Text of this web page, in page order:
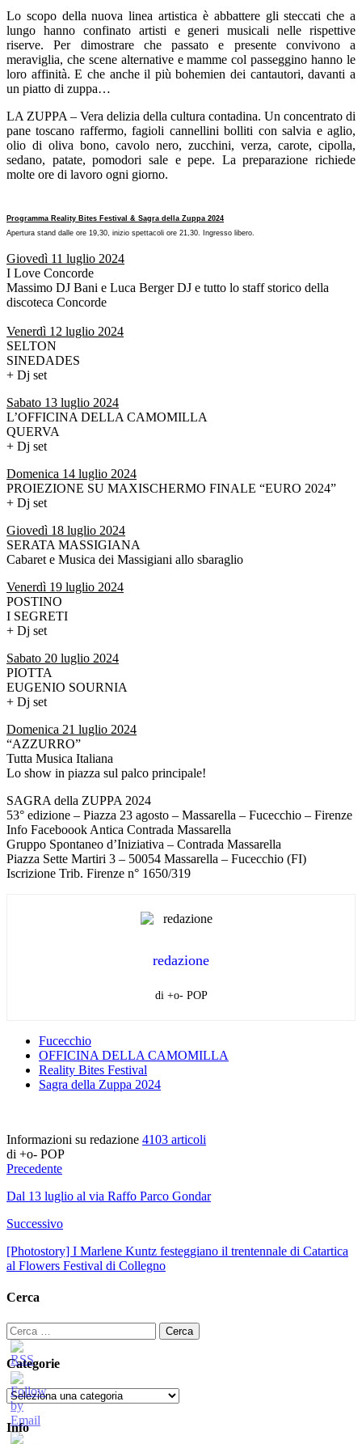
Lo scopo della nuova linea artistica è abbattere gli steccati che a
lungo hanno confinato artisti e generi musicali nelle rispettive
riserve. Per dimostrare che passato e presente convivono a
meraviglia, che scene alternative e mamme col passeggino hanno le
loro affinità. E che anche il più bohemien dei cantautori, davanti a
un piatto di zuppa…
LA ZUPPA – Vera delizia della cultura contadina. Un concentrato di
pane toscano raffermo, fagioli cannellini bolliti con salvia e aglio,
olio di oliva bono, cavolo nero, zucchini, verza, carote, cipolla,
sedano, patate, pomodori sale e pepe. La preparazione richiede
molte ore di lavoro ogni giorno.
Programma Reality Bites Festival & Sagra della Zuppa 2024
Apertura stand dalle ore 19,30, inizio spettacoli ore 21,30. Ingresso libero.
Giovedì 11 luglio 2024
I Love Concorde
Massimo DJ Bani e Luca Berger DJ e tutto lo staff storico della
discoteca Concorde
Venerdì 12 luglio 2024
SELTON
SINEDADES
+ Dj set
Sabato 13 luglio 2024
L’OFFICINA DELLA CAMOMILLA
QUERVA
+ Dj set
Domenica 14 luglio 2024
PROIEZIONE SU MAXISCHERMO FINALE “EURO 2024”
+ Dj set
Giovedì 18 luglio 2024
SERATA MASSIGIANA
Cabaret e Musica dei Massigiani allo sbaraglio
Venerdì 19 luglio 2024
POSTINO
I SEGRETI
+ Dj set
Sabato 20 luglio 2024
PIOTTA
EUGENIO SOURNIA
+ Dj set
Domenica 21 luglio 2024
“AZZURRO”
Tutta Musica Italiana
Lo show in piazza sul palco principale!
SAGRA della ZUPPA 2024
53° edizione – Piazza 23 agosto – Massarella – Fucecchio – Firenze
Info Faceboook Antica Contrada Massarella
Gruppo Spontaneo d’Iniziativa – Contrada Massarella
Piazza Sette Martiri 3 – 50054 Massarella – Fucecchio (FI)
Iscrizione Trib. Firenze n° 1650/319
redazione
di +o- POP
Fucecchio
OFFICINA DELLA CAMOMILLA
Reality Bites Festival
Sagra della Zuppa 2024
Informazioni su redazione 4103 articoli
di +o- POP
Precedente
Dal 13 luglio al via Raffo Parco Gondar
Successivo
[Photostory] I Marlene Kuntz festeggiano il trentennale di Catartica
al Flowers Festival di Collegno
Cerca
Ricerca
per:
Categorie
Categorie
Info